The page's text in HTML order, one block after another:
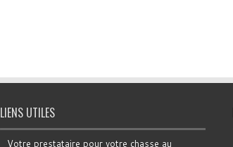
LIENS UTILES
Votre prestataire pour votre chasse au